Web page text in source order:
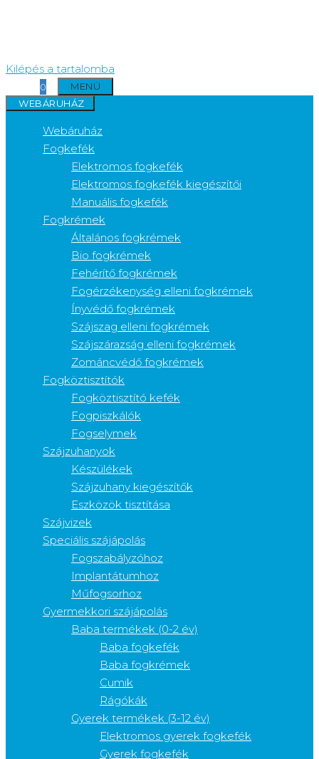
Kilépés a tartalomba
0
MENÜ
WEBÁRUHÁZ
Webáruház
Fogkefék
Elektromos fogkefék
Elektromos fogkefék kiegészítői
Manuális fogkefék
Fogkrémek
Általános fogkrémek
Bio fogkrémek
Fehérítő fogkrémek
Fogérzékenység elleni fogkrémek
Ínyvédő fogkrémek
Szájszag elleni fogkrémek
Szájszárazság elleni fogkrémek
Zománcvédő fogkrémek
Fogköztisztítók
Fogköztisztító kefék
Fogpiszkálók
Fogselymek
Szájzuhanyok
Készülékek
Szájzuhany kiegészítők
Eszközök tisztítása
Szájvizek
Speciális szájápolás
Fogszabályzóhoz
Implantátumhoz
Műfogsorhoz
Gyermekkori szájápolás
Baba termékek (0-2 év)
Baba fogkefék
Baba fogkrémek
Cumik
Rágókák
Gyerek termékek (3-12 év)
Elektromos gyerek fogkefék
Gyerek fogkefék